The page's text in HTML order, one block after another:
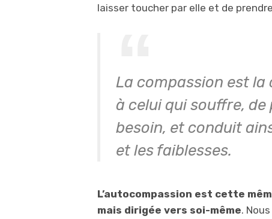
laisser toucher par elle et de
La compassion est la
à celui qui souffre,
besoin, et conduit
et les faiblesses.
L’autocompassion est cette
mais dirigée vers soi-même.